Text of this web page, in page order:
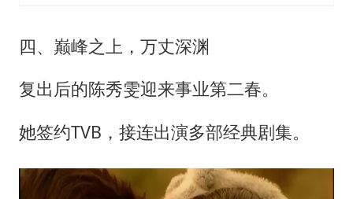
四、巅峰之上，万丈深渊
复出后的陈秀雯迎来事业第二春。
她签约TVB，接连出演多部经典剧集。